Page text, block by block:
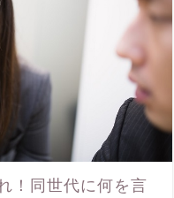
！同世代に何を言